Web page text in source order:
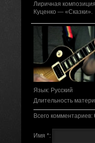
Лиричная
Куценко — «Сказки».
Язык: Русский
Длительность
Всего комментариев:
Имя *: